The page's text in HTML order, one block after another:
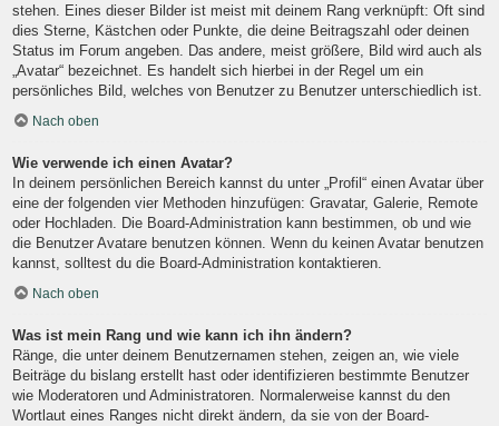
stehen. Eines dieser Bilder ist meist mit deinem Rang verknüpft: Oft sind
dies Sterne, Kästchen oder Punkte, die deine Beitragszahl oder deinen
Status im Forum angeben. Das andere, meist größere, Bild wird auch als
„Avatar“ bezeichnet. Es handelt sich hierbei in der Regel um ein
persönliches Bild, welches von Benutzer zu Benutzer unterschiedlich ist.
Nach oben
Wie verwende ich einen Avatar?
In deinem persönlichen Bereich kannst du unter „Profil“ einen Avatar über
eine der folgenden vier Methoden hinzufügen: Gravatar, Galerie, Remote
oder Hochladen. Die Board-Administration kann bestimmen, ob und wie
die Benutzer Avatare benutzen können. Wenn du keinen Avatar benutzen
kannst, solltest du die Board-Administration kontaktieren.
Nach oben
Was ist mein Rang und wie kann ich ihn ändern?
Ränge, die unter deinem Benutzernamen stehen, zeigen an, wie viele
Beiträge du bislang erstellt hast oder identifizieren bestimmte Benutzer
wie Moderatoren und Administratoren. Normalerweise kannst du den
Wortlaut eines Ranges nicht direkt ändern, da sie von der Board-